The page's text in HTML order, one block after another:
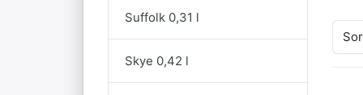
Suffolk 0,31 l
Skye 0,42 l